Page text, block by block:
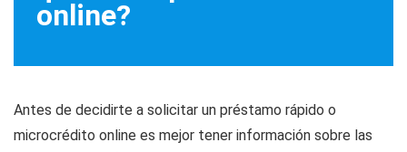
online?
Antes de decidirte a solicitar un préstamo rápido o
microcrédito online es mejor tener información sobre las